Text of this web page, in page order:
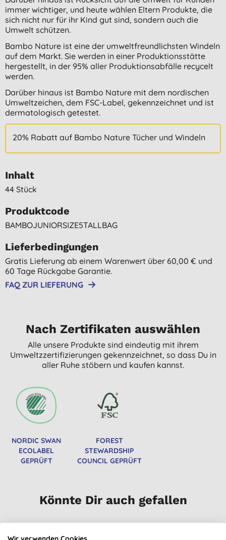
immer wichtiger, und heute wählen Eltern Produkte, die
sich nicht nur für ihr Kind gut sind, sondern auch die
Umwelt schützen.
Bambo Nature ist eine der umweltfreundlichsten Windeln
auf dem Markt. Sie werden in einer Produktionsstätte
hergestellt, in der 95% aller Produktionsabfälle recycelt
werden.
Darüber hinaus ist Bambo Nature mit dem nordischen
Umweltzeichen, dem FSC-Label, gekennzeichnet und ist
dermatologisch getestet.
20% Rabatt auf Bambo Nature Tücher und Windeln
Inhalt
44 Stück
Produktcode
BAMBOJUNIORSIZE5TALLBAG
Lieferbedingungen
Gratis Lieferung ab einem Warenwert über 60,00 € und
60 Tage Rückgabe Garantie.
FAQ ZUR LIEFERUNG
Nach Zertifikaten auswählen
Alle unsere Produkte sind eindeutig mit ihrem
Umweltzzertifizierungen gekennzeichnet, so dass Du in
aller Ruhe stöbern und kaufen kannst.
NORDIC SWAN
ECOLABEL
GEPRÜFT
FOREST
STEWARDSHIP
COUNCIL GEPRÜFT
Könnte Dir auch gefallen
Wir verwenden Cookies